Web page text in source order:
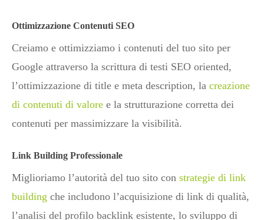
Ottimizzazione Contenuti SEO
Creiamo e ottimizziamo i contenuti del tuo sito per
Google attraverso la scrittura di testi SEO oriented,
l’ottimizzazione di title e meta description, la creazione
di contenuti di valoree la strutturazione corretta dei
contenuti per massimizzare la visibilità.
Link Building Professionale
Miglioriamo l’autorità del tuo sito con strategie di link
building che includono l’acquisizione di link di qualità,
l’analisi del profilo backlink esistente, lo sviluppo di